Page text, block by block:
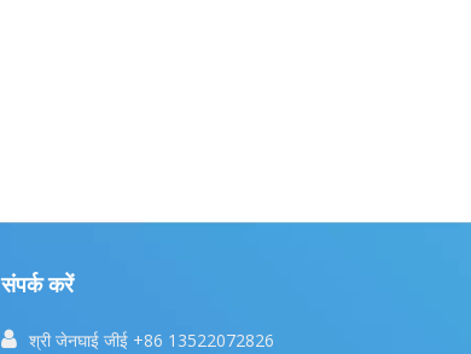
संपर्क करें
 श्री जेनघाई जीई +86 13522072826